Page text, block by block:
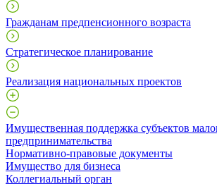
Гражданам предпенсионного возраста
Стратегическое планирование
Реализация национальных проектов
Имущественная поддержка субъектов
предпринимательства
Нормативно-правовые документы
Имущество для бизнеса
Коллегиальный орган